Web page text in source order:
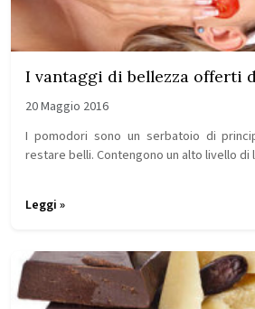
I vantaggi di bellezza offerti
20 Maggio 2016
I pomodori sono un serbatoio di
restare belli. Contengono un alto livello
Leggi »